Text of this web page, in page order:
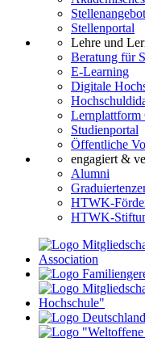
Stellenportal
Lehre und
Beratung für
E-Learning
Digitale
Lernplattform
Studienportal
Öffentliche
engagiert &
Alumni
HTWK-
HTWK-